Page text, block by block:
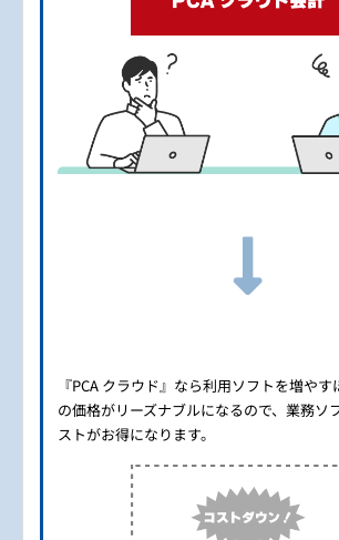
『PCA クラウド』なら利用ソフトを増やす
の価格がリーズナブルになるので、業務ソ
ストがお得になります。